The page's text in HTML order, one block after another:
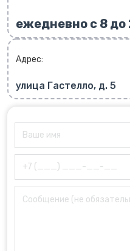
ежедневно с 8 до
Адрес:
улица Гастелло, д. 5